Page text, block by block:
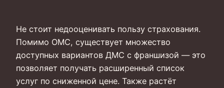
Не стоит недооценивать пользу страхования.
Помимо ОМС, существует множество
доступных вариантов ДМС с франшизой — это
позволяет получать расширенный список
услуг по сниженной цене. Также растёт